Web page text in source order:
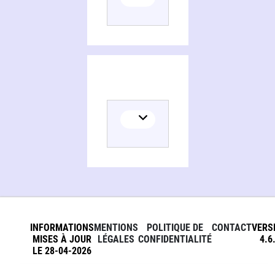
INFORMATIONS
MISES À JOUR
LE 28-04-2026
MENTIONS
LÉGALES
POLITIQUE DE
CONFIDENTIALITÉ
CONTACT